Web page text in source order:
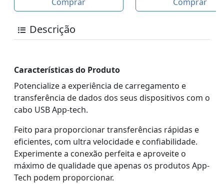
Descrição
Características do Produto
Potencialize a experiência de carregamento e
transferência de dados dos seus dispositivos com o
cabo USB App-tech.
Feito para proporcionar transferências rápidas e
eficientes, com ultra velocidade e confiabilidade.
Experimente a conexão perfeita e aproveite o
máximo de qualidade que apenas os produtos App-
Tech podem proporcionar.